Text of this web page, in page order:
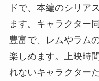
ドで、本編のシリア
ます。キャラクター
豊富で、レムやラム
楽しめます。上映時
れないキャラクター